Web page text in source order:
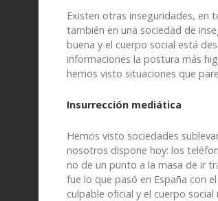
Existen otras inseguridades, en
también en una sociedad de
buena y el cuerpo social está
informaciones la postura más
hemos visto situaciones que
Insurrección mediática
Hemos visto sociedades
nosotros dispone hoy: los
no de un punto a la masa de ir
fue lo que pasó en España con
culpable oficial y el cuerpo